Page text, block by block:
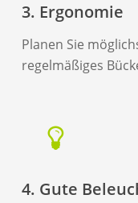
3. Ergonomie
Planen Sie
regelmäßiges
4. Gute